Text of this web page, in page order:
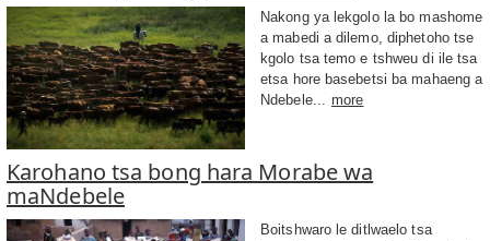
Nakong ya lekgolo la bo mashome
a mabedi a dilemo, diphetoho tse
kgolo tsa temo e tshweu di ile tsa
etsa hore basebetsi ba mahaeng a
Ndebele... more
Karohano tsa bong hara Morabe wa
maNdebele
Boitshwaro le ditlwaelo tsa